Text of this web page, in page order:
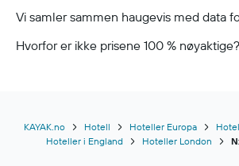
Vi samler sammen haugevis med data
Hvorfor er ikke prisene 100 % nøyaktige?
KAYAK.no Hotell Hoteller Europa
Hoteller i England
Hoteller London